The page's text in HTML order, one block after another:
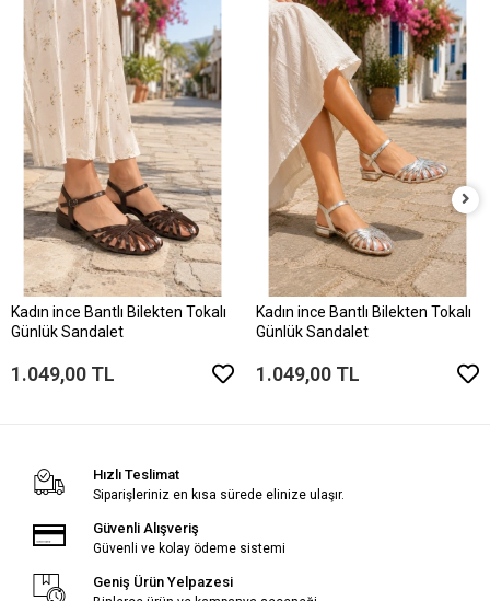
Kadın ince Bantlı Bilekten Tokalı
Günlük Sandalet
1.049,00 TL
Kadın ince Bantlı Bilekten Tokalı
Günlük Sandalet
1.049,00 TL
Hızlı Teslimat
Siparişleriniz en kısa sürede elinize ulaşır.
Güvenli Alışveriş
Güvenli ve kolay ödeme sistemi
Geniş Ürün Yelpazesi